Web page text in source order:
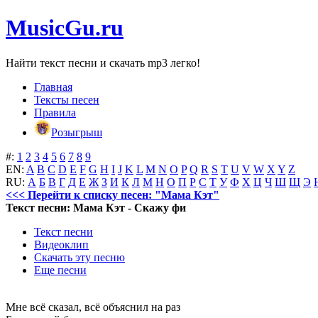
MusicGu.ru
Найти текст песни и скачать mp3 легко!
Главная
Тексты песен
Правила
Розыгрыш
#: 1 2 3 4 5 6 7 8 9
EN: A B C D E F G H I J K L M N O P Q R S T U V W X Y Z
RU: А Б В Г Д Е Ж З И К Л М Н О П Р С Т У Ф Х Ц Ч Ш Щ Э
<<< Перейти к списку песен: "Мама Кэт"
Текст песни: Мама Кэт - Скажу фи
Текст песни
Видеоклип
Скачать эту песню
Еще песни
Мне всё сказал, всё объяснил на раз